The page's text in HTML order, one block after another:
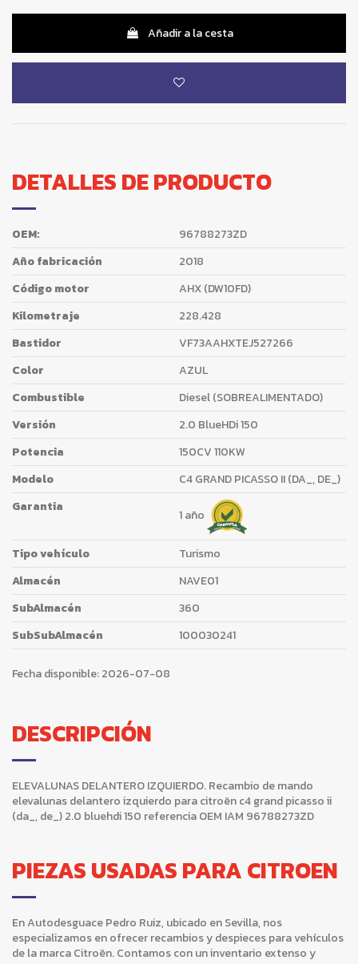
Añadir a la cesta
DETALLES DE PRODUCTO
OEM:
96788273ZD
Año fabricación
2018
Código motor
AHX (DW10FD)
Kilometraje
228.428
Bastidor
VF73AAHXTEJ527266
Color
AZUL
Combustible
Diesel (SOBREALIMENTADO)
Versión
2.0 BlueHDi 150
Potencia
150CV 110KW
Modelo
C4 GRAND PICASSO II (DA_, DE_)
Garantia
1 año
Tipo vehículo
Turismo
Almacén
NAVE01
SubAlmacén
360
SubSubAlmacén
100030241
Fecha disponible:2026-07-08
DESCRIPCIÓN
ELEVALUNAS DELANTERO IZQUIERDO. Recambio de mando
elevalunas delantero izquierdo para citroën c4 grand picasso ii
(da_, de_) 2.0 bluehdi 150 referencia OEM IAM 96788273ZD
PIEZAS USADAS PARA CITROEN
En Autodesguace Pedro Ruiz, ubicado en Sevilla, nos
especializamos en ofrecer recambios y despieces para vehículos
de la marca Citroën. Contamos con un inventario extenso y